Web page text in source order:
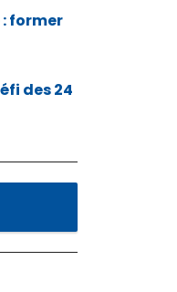
former
des 24